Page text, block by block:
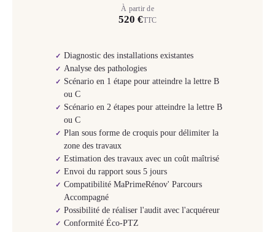
À partir de
520 €TTC
✓ Diagnostic des installations existantes
✓ Analyse des pathologies
✓ Scénario en 1 étape pour atteindre la lettre B
ou C
✓ Scénario en 2 étapes pour atteindre la lettre B
ou C
✓ Plan sous forme de croquis pour délimiter la
zone des travaux
✓ Estimation des travaux avec un coût maîtrisé
✓ Envoi du rapport sous 5 jours
✓ Compatibilité MaPrimeRénov' Parcours
Accompagné
✓ Possibilité de réaliser l'audit avec l'acquéreur
✓ Conformité Éco-PTZ